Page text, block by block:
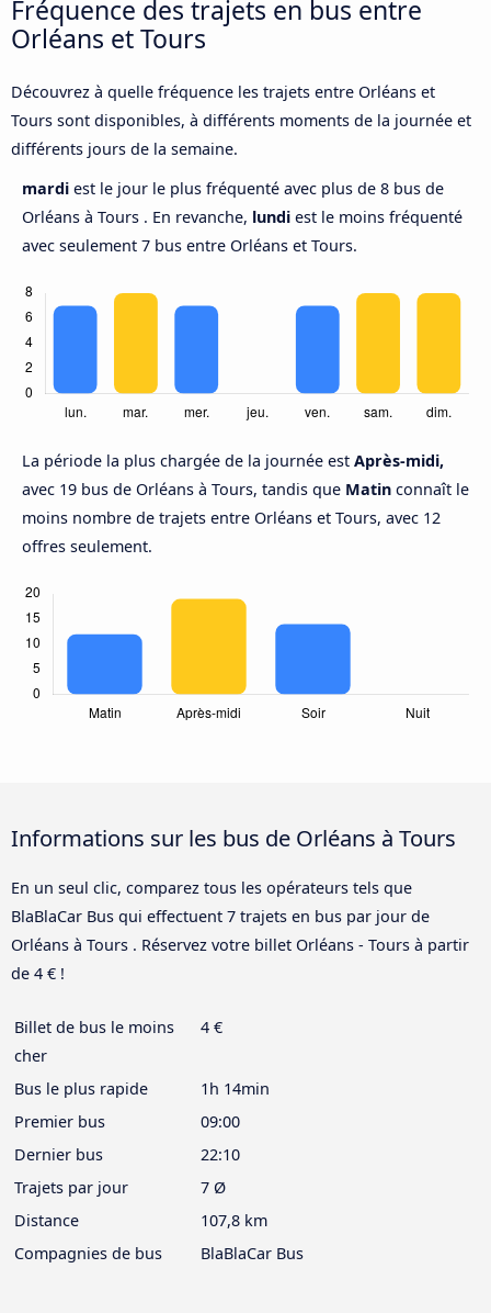
Fréquence des trajets en bus entre
Orléans et Tours
Découvrez à quelle fréquence les trajets entre Orléans et
Tours sont disponibles, à différents moments de la journée et
différents jours de la semaine.
mardi est le jour le plus fréquenté avec plus de 8 bus de
Orléans à Tours . En revanche, lundi est le moins fréquenté
avec seulement 7 bus entre Orléans et Tours.
La période la plus chargée de la journée est Après-midi,
avec 19 bus de Orléans à Tours, tandis que Matin connaît le
moins nombre de trajets entre Orléans et Tours, avec 12
offres seulement.
Informations sur les bus de Orléans à Tours
En un seul clic, comparez tous les opérateurs tels que
BlaBlaCar Bus qui effectuent 7 trajets en bus par jour de
Orléans à Tours . Réservez votre billet Orléans - Tours à partir
de 4 € !
Billet de bus le moins
cher
4 €
Bus le plus rapide
1h 14min
Premier bus
09:00
Dernier bus
22:10
Trajets par jour
7 Ø
Distance
107,8 km
Compagnies de bus
BlaBlaCar Bus